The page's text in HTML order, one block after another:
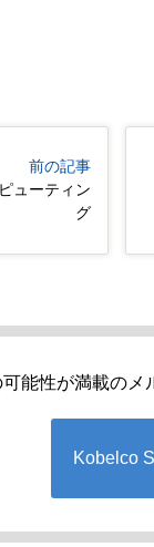
前の記事
ューティン
グ
可能性が満載のメ
Kobelco